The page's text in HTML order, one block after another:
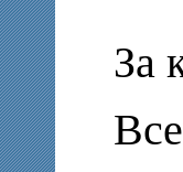
За